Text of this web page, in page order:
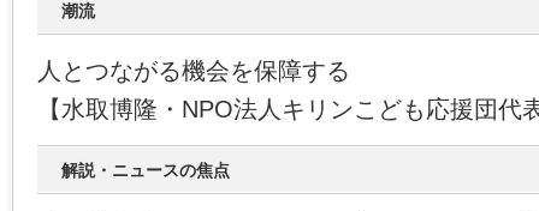
潮流
人とつながる機会を保障する
【水取博隆・NPO法人キリンこども応援団
解説・ニュースの焦点